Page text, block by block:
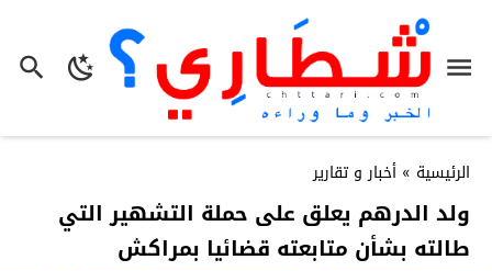
الرئيسية » أخبار و تقارير
ولد الدرهم يعلق على حملة التشهير التي
طالته بشأن متابعته قضائيا بمراكش